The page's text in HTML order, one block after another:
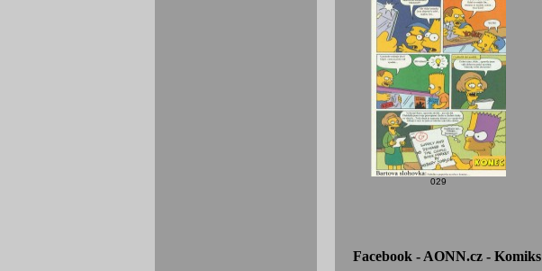
029
Facebook - AONN.cz - Komiks